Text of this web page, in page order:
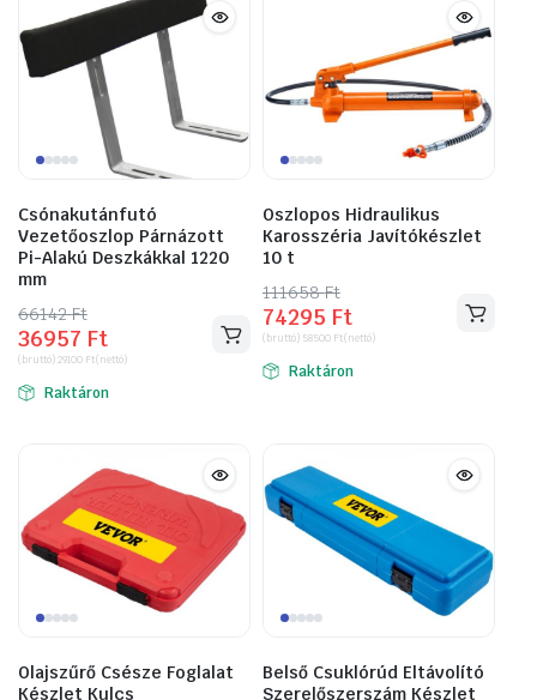
Csónakutánfutó
Vezetőoszlop Párnázott
Pi-Alakú Deszkákkal 1220
mm
66142Ft
Original
price
was:
66142 Ft.
36957 Ft
Current
price
is:
36957 Ft.
(bruttó)29100 Ft(nettó)
Raktáron
Oszlopos Hidraulikus
Karosszéria Javítókészlet
10 t
111658Ft
Original
price
was:
111658 Ft.
74295 Ft
Current
price
is:
74295 Ft.
(bruttó) 58500 Ft(nettó)
Raktáron
Olajszűrő Csésze Foglalat
Készlet Kulcs
Belső Csuklórúd Eltávolító
Szerelőszerszám Készlet